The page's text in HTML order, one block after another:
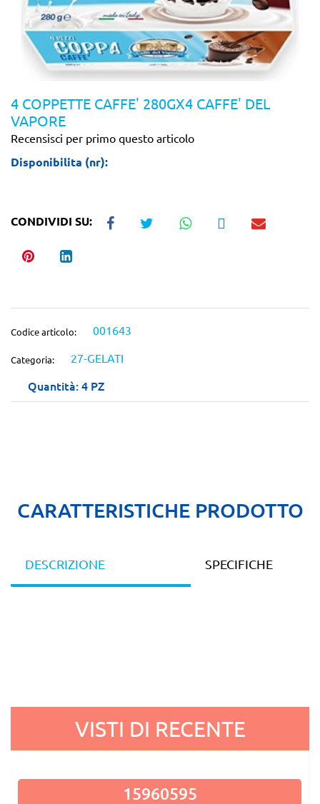
4 COPPETTE CAFFE' 280GX4 CAFFE' DEL
VAPORE
Recensisci per primo questo articolo
Disponibilita (nr):
CONDIVIDI SU:
Codice articolo: 001643
Categoria: 27-GELATI
Quantità: 4 PZ
CARATTERISTICHE PRODOTTO
DESCRIZIONE SPECIFICHE
VISTI DI RECENTE
15960595